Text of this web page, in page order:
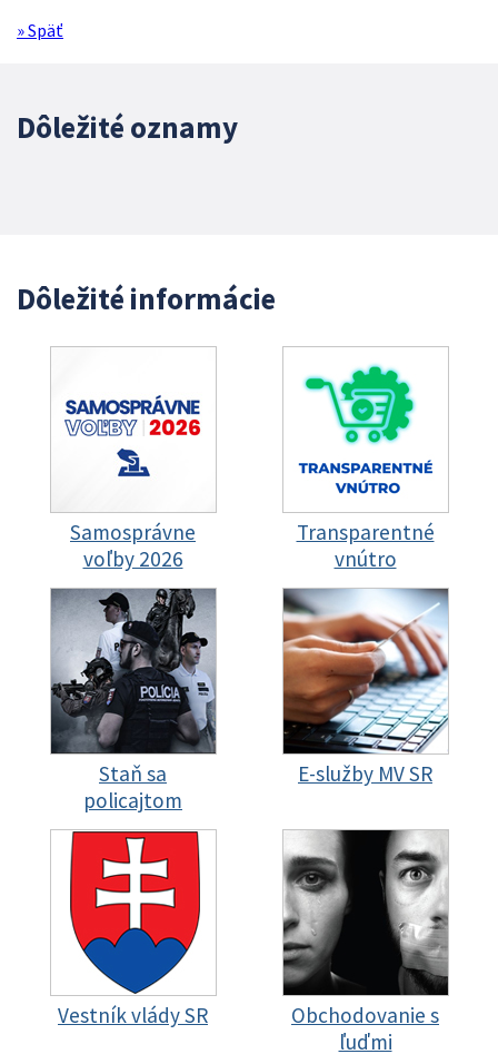
» Späť
Dôležité oznamy
Dôležité informácie
Samosprávne
voľby 2026
Transparentné
vnútro
Staň sa
policajtom
E-služby MV SR
Vestník vlády SR
Obchodovanie s
ľuďmi